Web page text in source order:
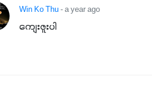
Win Ko Thu- a year ago
ကျေးဇူးပါ